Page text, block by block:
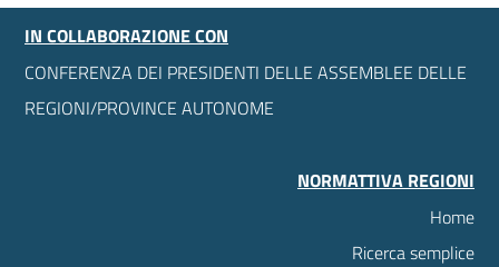
IN COLLABORAZIONE CON
CONFERENZA DEI PRESIDENTI DELLE ASSEMBLEE DELLE
REGIONI/PROVINCE AUTONOME
NORMATTIVA REGIONI
Home
Ricerca semplice